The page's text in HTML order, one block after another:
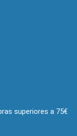
superiores a 75€